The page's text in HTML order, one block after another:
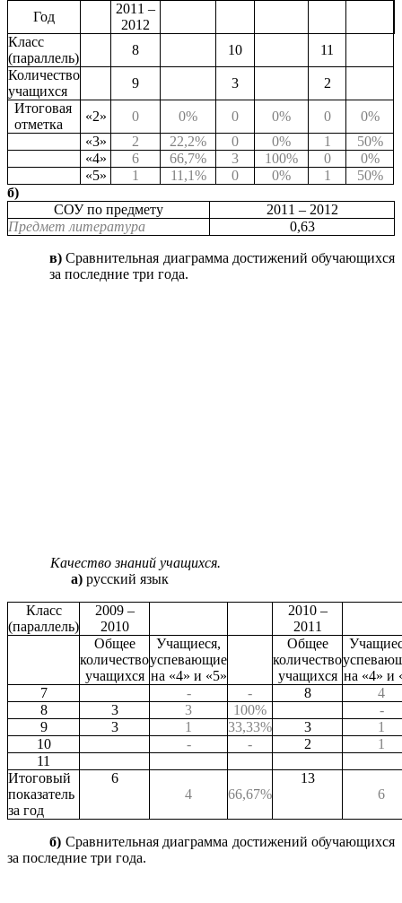
Год
2011 –
2012
Класс
(параллель)
8 10
11
Количество
учащихся
9 3
2
Итоговая
отметка
«2» 0 0% 0 0% 0
0%
«3»
2 22,2% 0 0% 1
50%
«4»
6 66,7% 3 100% 0
0%
«5»
1 11,1% 0 0% 1
50%
б)
СОУ по предмету
2011 – 2012
Предмет литература
0,63
в) Сравнительная диаграмма достижений обучающихся
за последние три года.
Качество знаний учащихся.
а)русский язык
Класс
(параллель)
2009 –
2010
2010 –
2011
Общее
количество
учащихся
Учащиеся,
успевающие
на «4» и «5»
Общее
количество
учащихся на «4» и
7
- - 8
4
8
3 3 100%
-
9
3 1 33,33% 3
1
10
- - 2
1
11
Итоговый
показатель
за год
6
4
66,67%
13
6
б) Сравнительная диаграмма достижений обучающихся
за последние три года.